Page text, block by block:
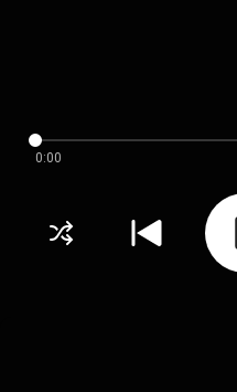
0:00